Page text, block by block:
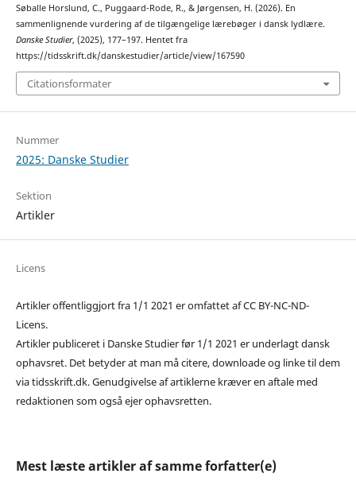
Søballe Horslund, C., Puggaard-Rode, R., & Jørgensen, H. (2026). En
sammenlignende vurdering af de tilgængelige lærebøger i dansk lydlære.
Danske Studier, (2025), 177–197. Hentet fra
https://tidsskrift.dk/danskestudier/article/view/167590
Citationsformater
Nummer
2025: Danske Studier
Sektion
Artikler
Licens
Artikler offentliggjort fra 1/1 2021 er omfattet af CC BY-NC-ND-
Licens.
Artikler publiceret i Danske Studier før 1/1 2021 er underlagt dansk
ophavsret. Det betyder at man må citere, downloade og linke til dem
via tidsskrift.dk. Genudgivelse af artiklerne kræver en aftale med
redaktionen som også ejer ophavsretten.
Mest læste artikler af samme forfatter(e)